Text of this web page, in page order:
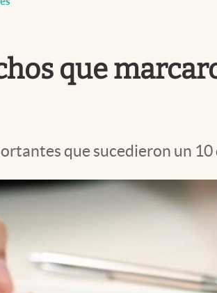
que
que sucedieron un